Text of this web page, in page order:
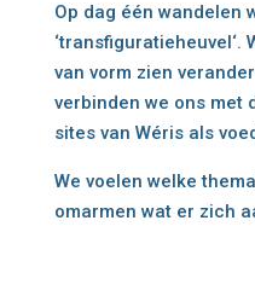
Op dag één wandelen
van vorm zien
verbinden we ons met
sites van Wéris als
We voelen welke
omarmen wat er zich